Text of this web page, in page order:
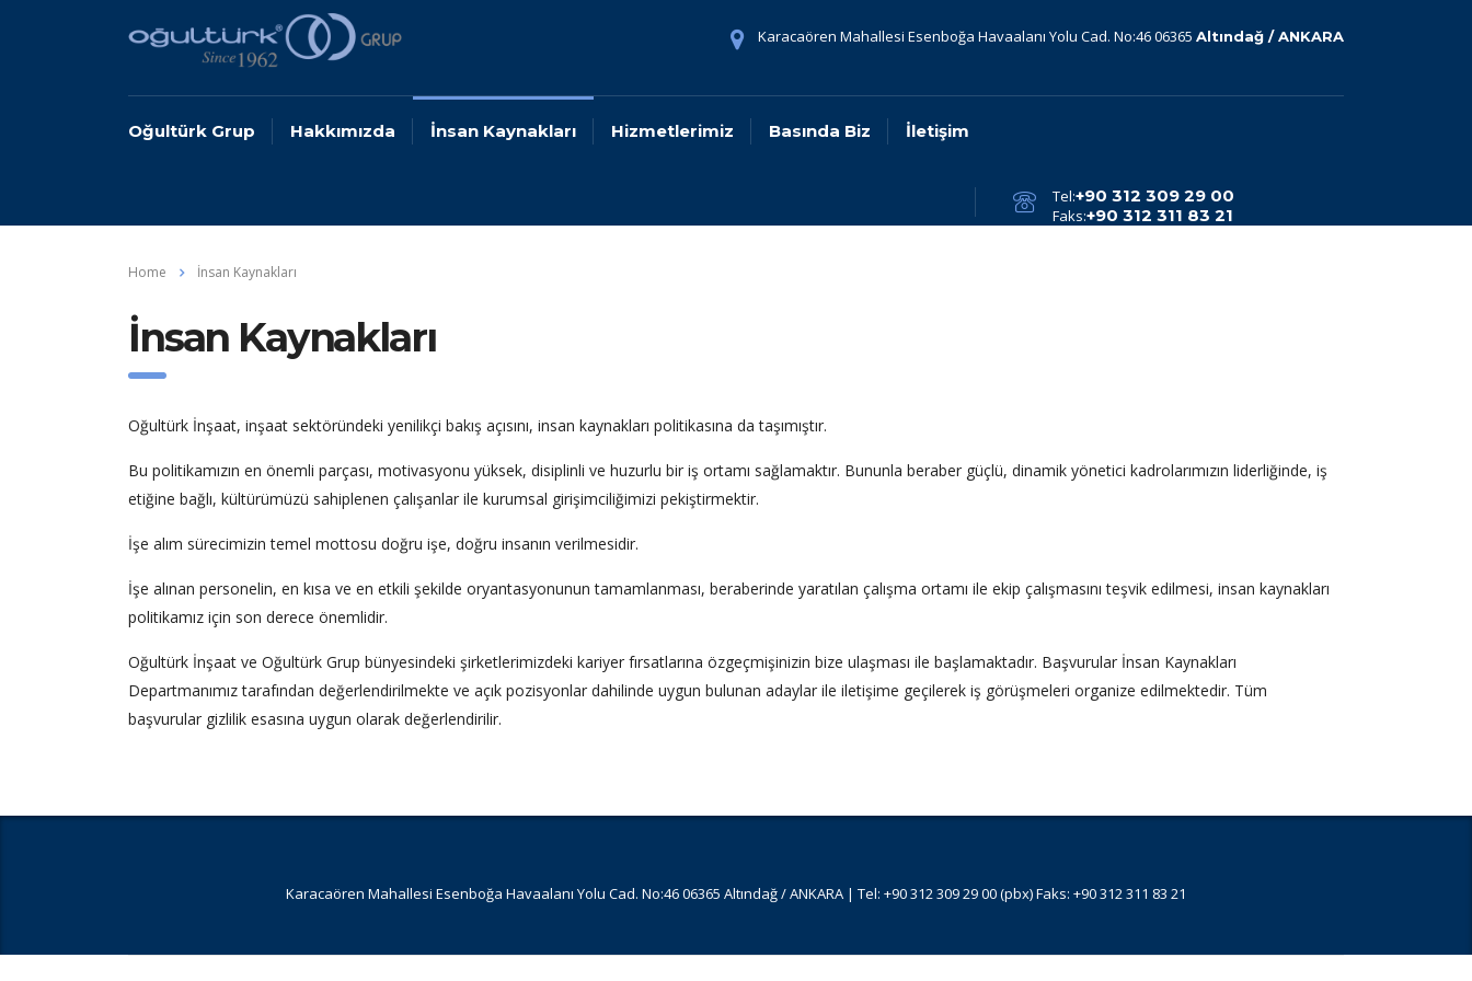
Karacaören Mahallesi Esenboğa Havaalanı Yolu Cad. No:46 06365 Altındağ / ANKARA
Oğultürk Grup Hakkımızda İnsan Kaynakları Hizmetlerimiz Basında Biz İletişim
Tel:+90 312 309 29 00
Faks:+90 312 311 83 21
Home İnsan Kaynakları
İnsan Kaynakları
Oğultürk İnşaat, inşaat sektöründeki yenilikçi bakış açısını, insan kaynakları politikasına da taşımıştır.
Bu politikamızın en önemli parçası, motivasyonu yüksek, disiplinli ve huzurlu bir iş ortamı sağlamaktır. Bununla beraber güçlü, dinamik yönetici kadrolarımızın liderliğinde, iş
etiğine bağlı, kültürümüzü sahiplenen çalışanlar ile kurumsal girişimciliğimizi pekiştirmektir.
İşe alım sürecimizin temel mottosu doğru işe, doğru insanın verilmesidir.
İşe alınan personelin, en kısa ve en etkili şekilde oryantasyonunun tamamlanması, beraberinde yaratılan çalışma ortamı ile ekip çalışmasını teşvik edilmesi, insan kaynakları
politikamız için son derece önemlidir.
Oğultürk İnşaat ve Oğultürk Grup bünyesindeki şirketlerimizdeki kariyer fırsatlarına özgeçmişinizin bize ulaşması ile başlamaktadır. Başvurular İnsan Kaynakları
Departmanımız tarafından değerlendirilmekte ve açık pozisyonlar dahilinde uygun bulunan adaylar ile iletişime geçilerek iş görüşmeleri organize edilmektedir. Tüm
başvurular gizlilik esasına uygun olarak değerlendirilir.
Karacaören Mahallesi Esenboğa Havaalanı Yolu Cad. No:46 06365 Altındağ / ANKARA | Tel: +90 312 309 29 00 (pbx) Faks: +90 312 311 83 21